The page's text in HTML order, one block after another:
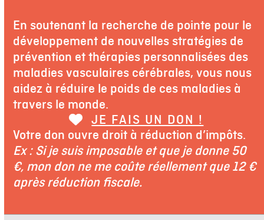
En soutenant la recherche de pointe pour le
développement de nouvelles stratégies de
prévention et thérapies personnalisées des
maladies vasculaires cérébrales, vous nous
aidez à réduire le poids de ces maladies à
travers le monde.
JE FAIS UN DON !
Votre don ouvre droit à réduction d’impôts.
Ex : Si je suis imposable et que je donne 50
€, mon don ne me coûte réellement que 12 €
après réduction fiscale.